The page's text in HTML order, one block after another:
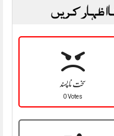
اظہار کریں
سخت نا پسند
0 Votes